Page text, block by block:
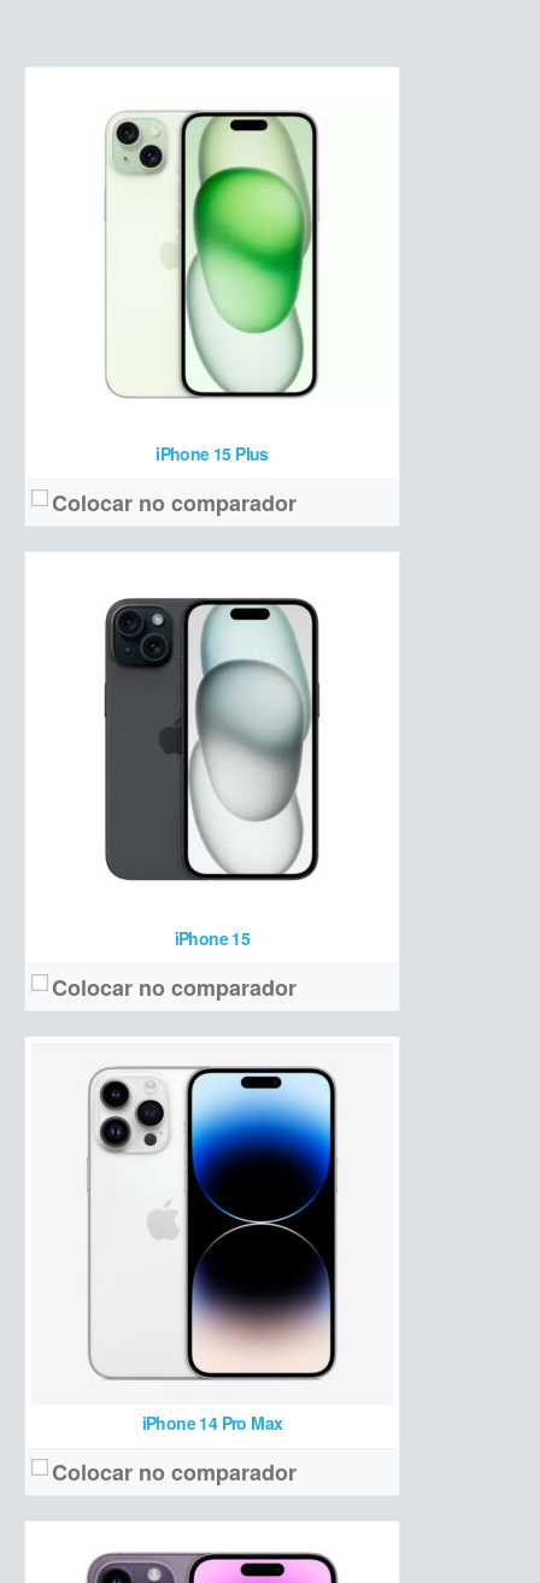
iPhone 15 Plus
Colocar no comparador
iPhone 15
Colocar no comparador
OLED 6,1 polegadas Full HD+, HDR e Dolby Vision
Câmera:Dupla (48 MP + 12 MP ultrawide)
Hardware:
Apple A16 Bionic + 6 GB de RAM + 128/256/512 GB NVMe
Bateria:
3349 mAh
Preço de lançamento:R$ 7.599
iPhone 14 Pro Max
Colocar no comparador
OLED 6,7 polegadas Full HD+ com 120 Hz
Câmera:Tripla (48 MP + 12 MP teleobjetiva +12 MP ultrawide + ToF 3D)
Hardware:Apple A16 Bionic + 6 GB de RAM + 128/256/512GB/1TB de armazenamento
Bateria:
4373 mAh
Preço de lançamento:a partir de R$ R$ 10.499 (128 GB)
OLED 6,1 polegadas Full HD+ com 120 Hz
Câmera:Tripla (48 MP + 12 MP teleobjetiva + 12 MP ultrawide + ToF 3D)
Hardware:Apple A16 Bionic + 6 GB de RAM + 128/256/512 GB e 1 TB de armazenamento
Bateria:
3125 mAh
Preço de lançamento: a partir de R$ 9.499 (128 GB)
OLED 6,7 polegadas Full HD+